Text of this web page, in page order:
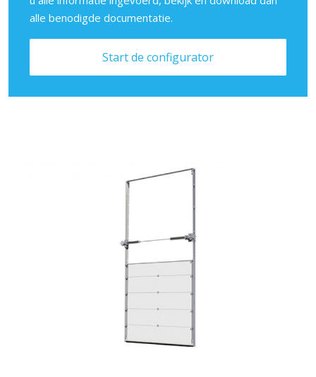
alle benodigde documentatie.
Start de configurator